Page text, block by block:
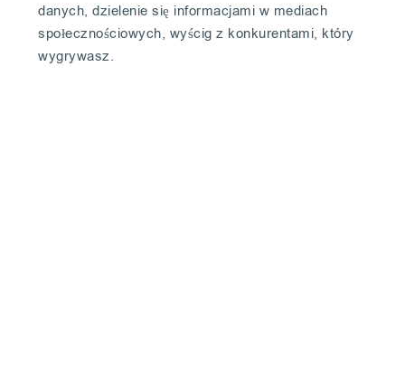
danych, dzielenie się informacjami w mediach
społecznościowych, wyścig z konkurentami, który
wygrywasz.